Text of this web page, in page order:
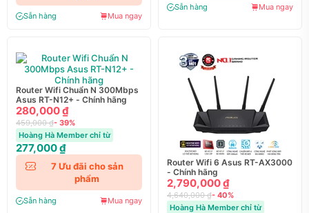
Sẵn hàng Mua ngay
Sẵn hàng Mua ngay
Router Wifi Chuẩn N 300Mbps
Asus RT-N12+ - Chính hãng
280,000 ₫
459,000 ₫- 39%
Hoàng Hà Member chỉ từ
277,000 ₫
7 Ưu đãi cho sản
phẩm
Sẵn hàng Mua ngay
Router Wifi 6 Asus RT-AX3000
- Chính hãng
2,790,000 ₫
4,640,000 ₫- 40%
Hoàng Hà Member chỉ từ